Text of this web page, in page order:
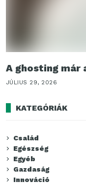
A ghosting már
JÚLIUS 29, 2026
KATEGÓRIÁK
Család
Egészség
Egyéb
Gazdaság
Innováció